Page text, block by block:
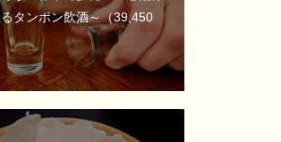
タンポン飲酒～（39,450